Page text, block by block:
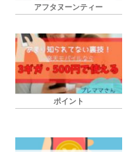
アフタヌーンティー
ポイント